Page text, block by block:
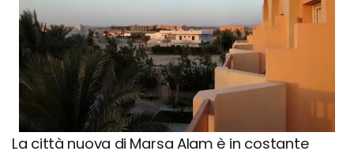
La città nuova di Marsa Alam è in costante